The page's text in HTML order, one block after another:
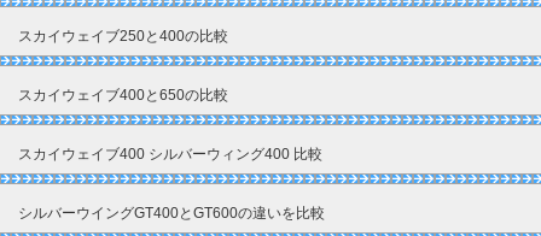
スカイウェイブ250と400の比較
スカイウェイブ400と650の比較
スカイウェイブ400 シルバーウィング400 比較
シルバーウイングGT400とGT600の違いを比較